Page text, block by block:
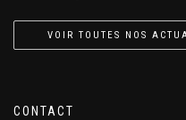
VOIR TOUTES NOS
CONTACT